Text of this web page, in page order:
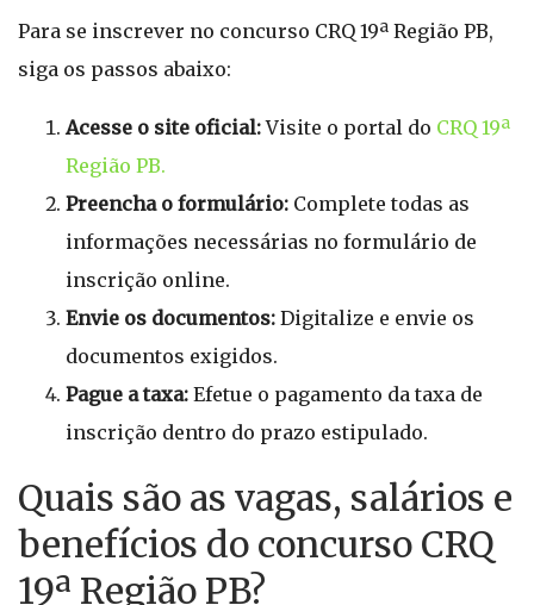
Para se inscrever no concurso CRQ 19ª Região PB,
siga os passos abaixo:
Acesse o site oficial:Visite o portal do CRQ 19ª
Região PB.
Preencha o formulário: Complete todas as
informações necessárias no formulário de
inscrição online.
Envie os documentos: Digitalize e envie os
documentos exigidos.
Pague a taxa: Efetue o pagamento da taxa de
inscrição dentro do prazo estipulado.
Quais são as vagas, salários e
benefícios do concurso CRQ
19ª Região PB?